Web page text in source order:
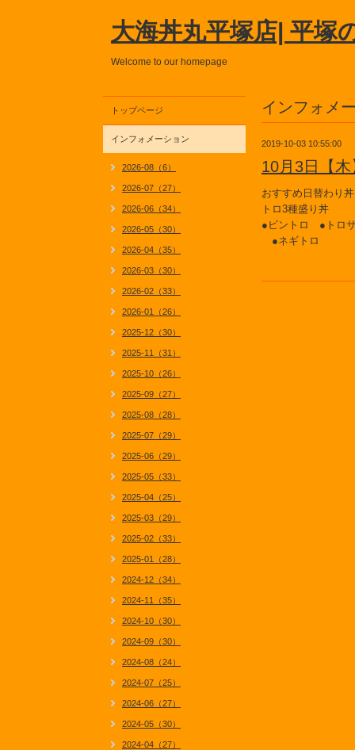
大海丼丸平塚店| 平塚
Welcome to our homepage
インフォメ
2019-10-03 10:55:00
10月3日【
おすすめ日替わり丼
トロ3種盛り丼
●ビントロ ●トロ
●ネギトロ
トップページ
インフォメーション
2026-08（6）
2026-07（27）
2026-06（34）
2026-05（30）
2026-04（35）
2026-03（30）
2026-02（33）
2026-01（26）
2025-12（30）
2025-11（31）
2025-10（26）
2025-09（27）
2025-08（28）
2025-07（29）
2025-06（29）
2025-05（33）
2025-04（25）
2025-03（29）
2025-02（33）
2025-01（28）
2024-12（34）
2024-11（35）
2024-10（30）
2024-09（30）
2024-08（24）
2024-07（25）
2024-06（27）
2024-05（30）
2024-04（27）